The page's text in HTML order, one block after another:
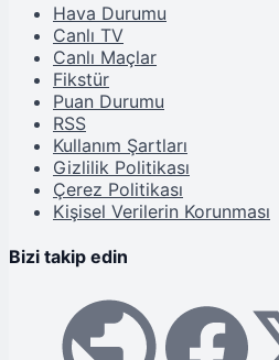
Hava Durumu
Canlı TV
Canlı Maçlar
Fikstür
Puan Durumu
RSS
Kullanım Şartları
Gizlilik Politikası
Çerez Politikası
Kişisel Verilerin Korunması
Bizi takip edin